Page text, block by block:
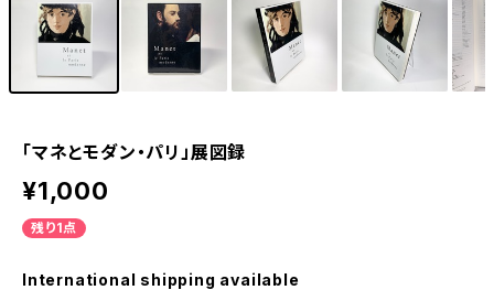
「マネとモダン・パリ」展図録
¥1,000
残り1点
International shipping available